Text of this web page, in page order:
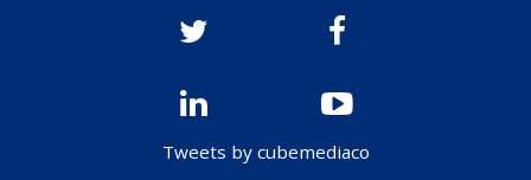
Tweets by cubemediaco